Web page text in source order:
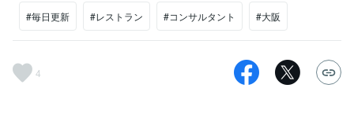
#毎日更新 #レストラン #コンサルタント #大阪
4